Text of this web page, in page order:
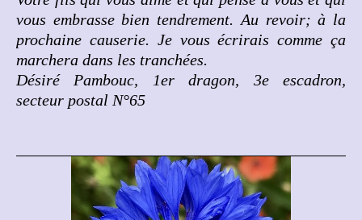
vous embrasse bien tendrement. Au revoir; à la
prochaine causerie. Je vous écrirais comme ça
marchera dans les tranchées.
Désiré Pambouc, 1er dragon, 3e escadron,
secteur postal N°65